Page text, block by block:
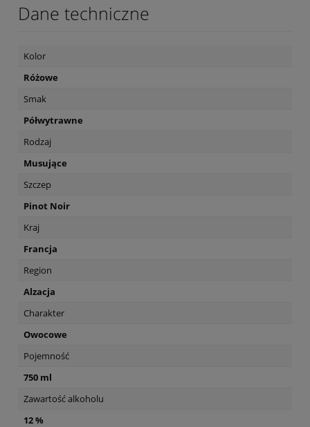
Dane techniczne
Kolor
Różowe
Smak
Półwytrawne
Rodzaj
Musujące
Szczep
Pinot Noir
Kraj
Francja
Region
Alzacja
Charakter
Owocowe
Pojemność
750 ml
Zawartość alkoholu
12 %